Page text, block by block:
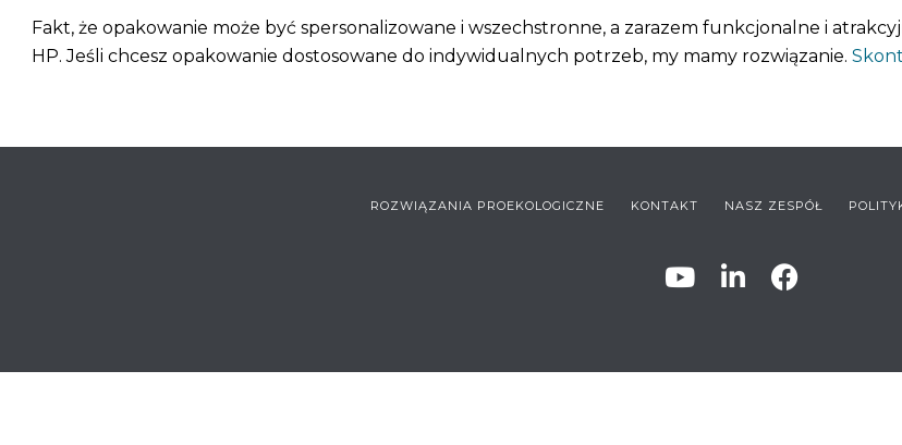
Fakt, że opakowanie może być spersonalizowane i wszechstronne, a zarazem funkcjonalne i
HP. Jeśli chcesz opakowanie dostosowane do indywidualnych potrzeb, my mamy rozwiązanie.
ROZWIĄZANIA PROEKOLOGICZNE KONTAKT NASZ ZESPÓŁ